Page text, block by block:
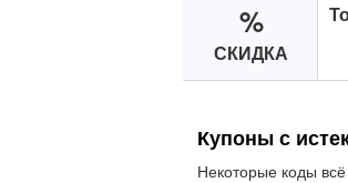
%
СКИДКА
Купоны с
Некоторые коды